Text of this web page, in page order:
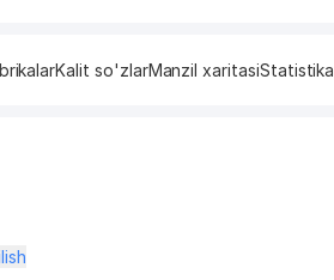
Kalit so'zlarManzil xaritasiStatistika